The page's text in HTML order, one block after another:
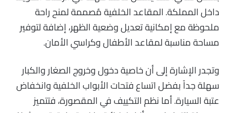
داخل المملكة. المقاعد الخلفية مُصممة لمنح راحة
ملحوظة مع إمكانية تعديل وضعية الظهر، إضافة لتوفير
مساحة مناسبة لمقاعد الأطفال وكراسي الأمان.
وتجدر الإشارة إلى أن خاصية دخول وخروج الصغار والكبار
سهلة جداً بفضل اتساع فتحات الأبواب الخلفية وانخفاض
عتبة السيارة. أما نظم التكييف في المقصورة، فتتميز